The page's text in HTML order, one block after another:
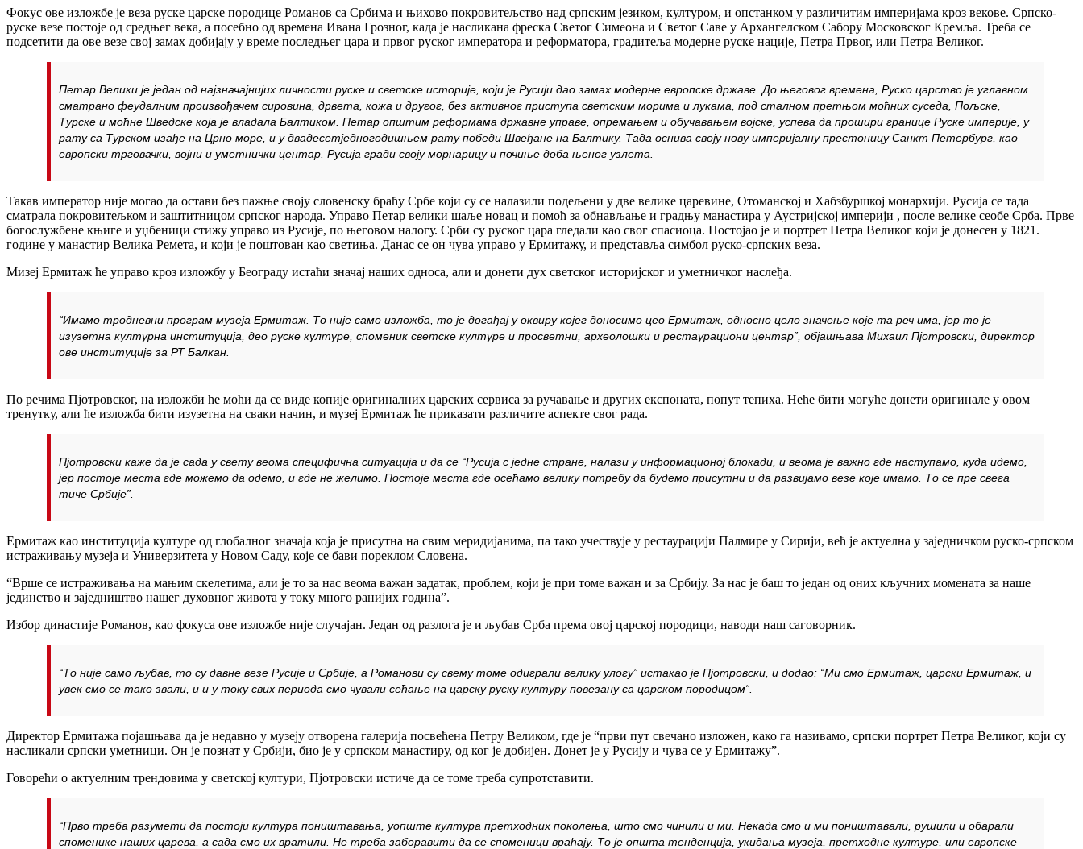
Фокус ове изложбе је веза руске царске породице Романов са Србима и њихово покровитељство над српским језиком, културом, и опстанком у различитим империјама кроз векове. Српско-
руске везе постоје од средњег века, а посебно од времена Ивана Грозног, када је насликана фреска Светог Симеона и Светог Саве у Архангелском Сабору Московског Кремља. Треба се
подсетити да ове везе свој замах добијају у време последњег цара и првог руског императора и реформатора, градитеља модерне руске нације, Петра Првог, или Петра Великог.
Петар Велики је један од најзначајнијих личности руске и светске историје, који је Русији дао замах модерне европске државе. До његовог времена, Руско царство је углавном
сматрано феудалним произвођачем сировина, дрвета, кожа и другог, без активног приступа светским морима и лукама, под сталном претњом моћних суседа, Пољске,
Турске и моћне Шведске која је владала Балтиком. Петар општим реформама државне управе, опремањем и обучавањем војске, успева да прошири границе Руске империје, у
рату са Турском изађе на Црно море, и у двадесетједногодишњем рату победи Швеђане на Балтику. Тада оснива своју нову империјалну престоницу Санкт Петербург, као
европски трговачки, војни и уметнички центар. Русија гради своју морнарицу и почиње доба њеног узлета.
Такав император није могао да остави без пажње своју словенску браћу Србе који су се налазили подељени у две велике царевине, Отоманској и Хабзбуршкој монархији. Русија се тада
сматрала покровитељком и заштитницом српског народа. Управо Петар велики шаље новац и помоћ за обнављање и градњу манастира у Аустријској империји , после велике сеобе Срба. Прве
богослужбене књиге и уџбеници стижу управо из Русије, по његовом налогу. Срби су руског цара гледали као свог спасиоца. Постојао је и портрет Петра Великог који је донесен у 1821.
године у манастир Велика Ремета, и који је поштован као светиња. Данас се он чува управо у Ермитажу, и представља симбол руско-српских веза.
Мизеј Ермитаж ће управо кроз изложбу у Београду истаћи значај наших односа, али и донети дух светског историјског и уметничког наслеђа.
“Имамо тродневни програм музеја Ермитаж. То није само изложба, то је догађај у оквиру којег доносимо цео Ермитаж, односно цело значење које та реч има, јер то је
изузетна културна институција, део руске културе, споменик светске културе и просветни, археолошки и рестаурациони центар”, објашњава Михаил Пјотровски, директор
ове институције за РТ Балкан.
По речима Пјотровског, на изложби ће моћи да се виде копије оригиналних царских сервиса за ручавање и других експоната, попут тепиха. Неће бити могуће донети оригинале у овом
тренутку, али ће изложба бити изузетна на сваки начин, и музеј Ермитаж ће приказати различите аспекте свог рада.
Пјотровски каже да је сада у свету веома специфична ситуација и да се “Русија с једне стране, налази у информационој блокади, и веома је важно где наступамо, куда идемо,
јер постоје места где можемо да одемо, и где не желимо. Постоје места где осећамо велику потребу да будемо присутни и да развијамо везе које имамо. То се пре свега
тиче Србије”.
Ермитаж као институција културе од глобалног значаја која је присутна на свим меридијанима, па тако учествује у рестаурацији Палмире у Сирији, већ је актуелна у заједничком руско-српском
истраживању музеја и Универзитета у Новом Саду, које се бави пореклом Словена.
“Врше се истраживања на мањим скелетима, али је то за нас веома важан задатак, проблем, који је при томе важан и за Србију. За нас је баш то један од оних кључних момената за наше
јединство и заједништво нашег духовног живота у току много ранијих година”.
Избор династије Романов, као фокуса ове изложбе није случајан. Један од разлога је и љубав Срба према овој царској породици, наводи наш саговорник.
“То није само љубав, то су давне везе Русије и Србије, а Романови су свему томе одиграли велику улогу” истакао је Пјотровски, и додао: “Ми смо Ермитаж, царски Ермитаж, и
увек смо се тако звали, и и у току свих периода смо чували сећање на царску руску културу повезану са царском породицом”.
Директор Ермитажа појашњава да је недавно у музеју отворена галерија посвећена Петру Великом, где је “први пут свечано изложен, како га називамо, српски портрет Петра Великог, који су
насликали српски уметници. Он је познат у Србији, био је у српском манастиру, од ког је добијен. Донет је у Русију и чува се у Ермитажу”.
Говорећи о актуелним трендовима у светској култури, Пјотровски истиче да се томе треба супротставити.
“Прво треба разумети да постоји култура поништавања, уопште култура претходних поколења, што смо чинили и ми. Некада смо и ми поништавали, рушили и обарали
споменике наших царева, а сада смо их вратили. Не треба заборавити да се споменици враћају. То је општа тенденција, укидања музеја, претходне културе, или европске